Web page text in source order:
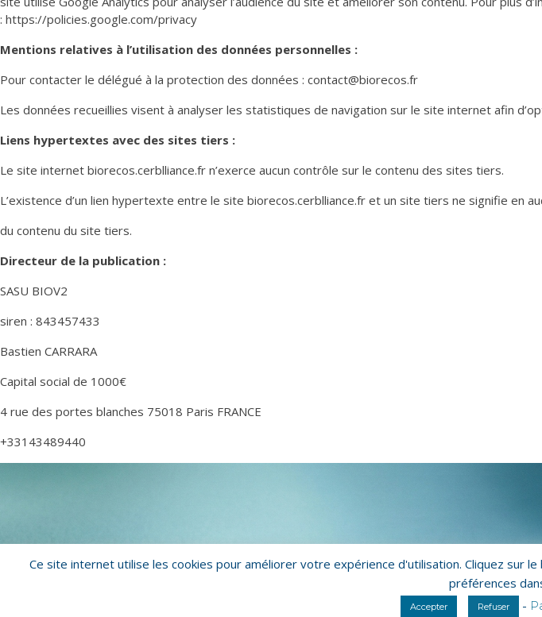
: https://policies.google.com/privacy
Mentions relatives à l’utilisation des données personnelles :
Pour contacter le délégué à la protection des données : contact@biorecos.fr
Les données recueillies visent à analyser les statistiques de navigation sur le site internet afin
Liens hypertextes avec des sites tiers :
Le site internet biorecos.cerblliance.fr n’exerce aucun contrôle sur le contenu des sites tiers.
L’existence d’un lien hypertexte entre le site biorecos.cerblliance.fr et un site tiers ne signifie en
du contenu du site tiers.
Directeur de la publication :
SASU BIOV2
siren : 843457433
Bastien CARRARA
Capital social de 1000€
4 rue des portes blanches 75018 Paris FRANCE
+33143489440
Ce site internet utilise les cookies pour améliorer votre expérience d'utilisation. Cliquez sur
préférences
Accepter Refuser -